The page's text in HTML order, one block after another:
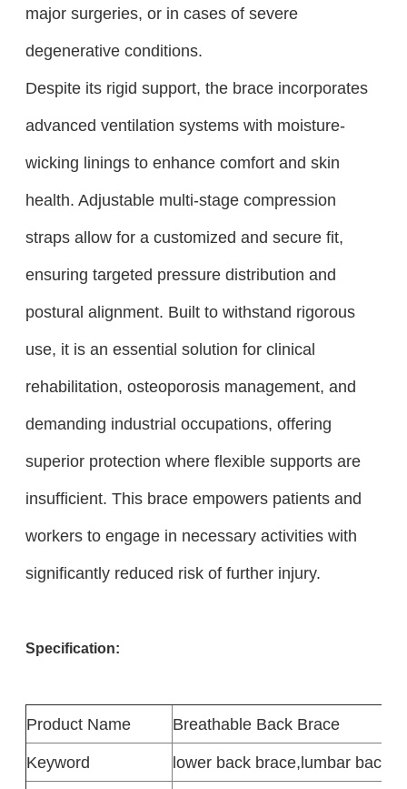
major surgeries, or in cases of severe
degenerative conditions.
Despite its rigid support, the brace incorporates
advanced ventilation systems with moisture-
wicking linings to enhance comfort and skin
health. Adjustable multi-stage compression
straps allow for a customized and secure fit,
ensuring targeted pressure distribution and
postural alignment. Built to withstand rigorous
use, it is an essential solution for clinical
rehabilitation, osteoporosis management, and
demanding industrial occupations, offering
superior protection where flexible supports are
insufficient. This brace empowers patients and
workers to engage in necessary activities with
significantly reduced risk of further injury.
Specification:
Product Name
Breathable Back Brace
Keyword
lower back brace,lumbar back